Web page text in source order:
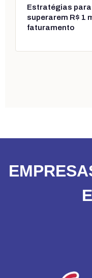
Estratégias
superarem R$ 1
faturamento